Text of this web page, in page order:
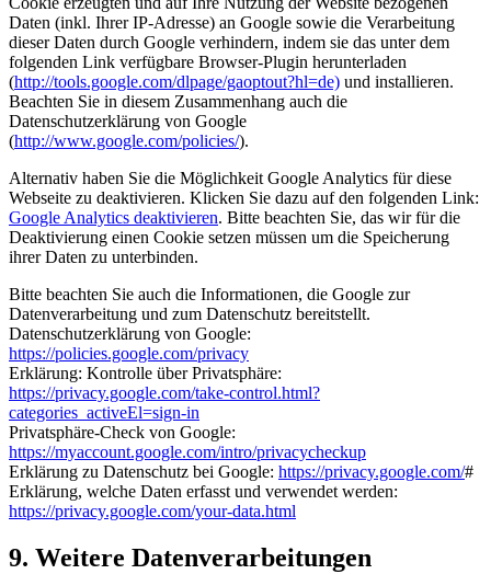
Daten (inkl. Ihrer IP-Adresse) an Google sowie die Verarbeitung
dieser Daten durch Google verhindern, indem sie das unter dem
folgenden Link verfügbare Browser-Plugin herunterladen
(http://tools.google.com/dlpage/gaoptout?hl=de) und installieren.
Beachten Sie in diesem Zusammenhang auch die
Datenschutzerklärung von Google
(http://www.google.com/policies/).
Alternativ haben Sie die Möglichkeit Google Analytics für diese
Webseite zu deaktivieren. Klicken Sie dazu auf den folgenden Link:
Google Analytics deaktivieren. Bitte beachten Sie, das wir für die
Deaktivierung einen Cookie setzen müssen um die Speicherung
ihrer Daten zu unterbinden.
Bitte beachten Sie auch die Informationen, die Google zur
Datenverarbeitung und zum Datenschutz bereitstellt.
Datenschutzerklärung von Google:
https://policies.google.com/privacy
Erklärung: Kontrolle über Privatsphäre:
https://privacy.google.com/take-control.html?
categories_activeEl=sign-in
Privatsphäre-Check von Google:
https://myaccount.google.com/intro/privacycheckup
Erklärung zu Datenschutz bei Google: https://privacy.google.com/#
Erklärung, welche Daten erfasst und verwendet werden:
https://privacy.google.com/your-data.html
9. Weitere Datenverarbeitungen